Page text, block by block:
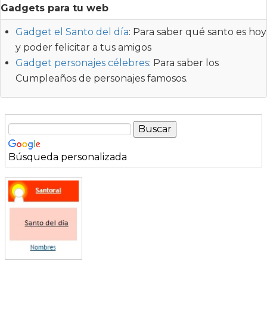
Gadgets para tu web
Gadget el Santo del día: Para saber qué santo es hoy
y poder felicitar a tus amigos
Gadget personajes célebres: Para saber los
Cumpleaños de personajes famosos.
Búsqueda personalizada